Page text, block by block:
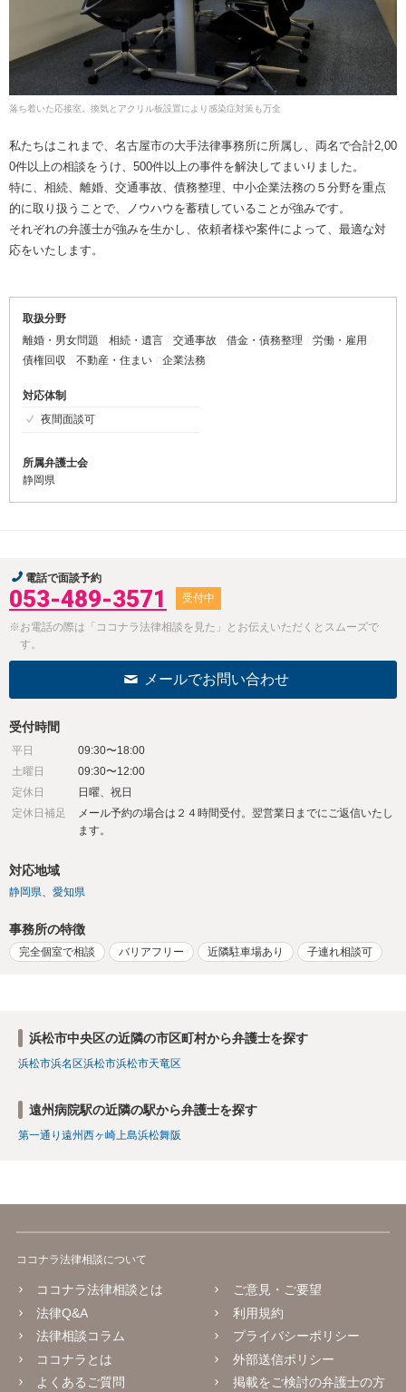
落ち着いた応接室。換気とアクリル板設置により感染症対策も万全
私たちはこれまで、名古屋市の大手法律事務所に所属し、両名で合計2,00
0件以上の相談をうけ、500件以上の事件を解決してまいりました。
特に、相続、離婚、交通事故、債務整理、中小企業法務の５分野を重点
的に取り扱うことで、ノウハウを蓄積していることが強みです。
それぞれの弁護士が強みを生かし、依頼者様や案件によって、最適な対
応をいたします。
取扱分野
離婚・男女問題
相続・遺言 交通事故 借金・債務整理
労働・雇用
債権回収
不動産・住まい 企業法務
対応体制
夜間面談可
所属弁護士会
静岡県
電話で面談予約
053-489-3571 受付中
※お電話の際は「ココナラ法律相談を見た」とお伝えいただくとスムーズで
す。
メールでお問い合わせ
受付時間
平日
09:30〜18:00
土曜日
09:30〜12:00
定休日
日曜、祝日
定休日補足
メール予約の場合は２４時間受付。翌営業日までにご返信いたし
ます。
対応地域
静岡県 愛知県
事務所の特徴
完全個室で相談 バリアフリー 近隣駐車場あり 子連れ相談可
浜松市中央区の近隣の市区町村から弁護士を探す
浜松市浜名区浜松市浜松市天竜区
遠州病院駅の近隣の駅から弁護士を探す
第一通り 遠州西ヶ崎上島浜松舞阪
ココナラ法律相談について
ココナラ法律相談とは
法律Q&A
法律相談コラム
ココナラとは
よくあるご質問
ご意見・ご要望
利用規約
プライバシーポリシー
外部送信ポリシー
掲載をご検討の弁護士の方